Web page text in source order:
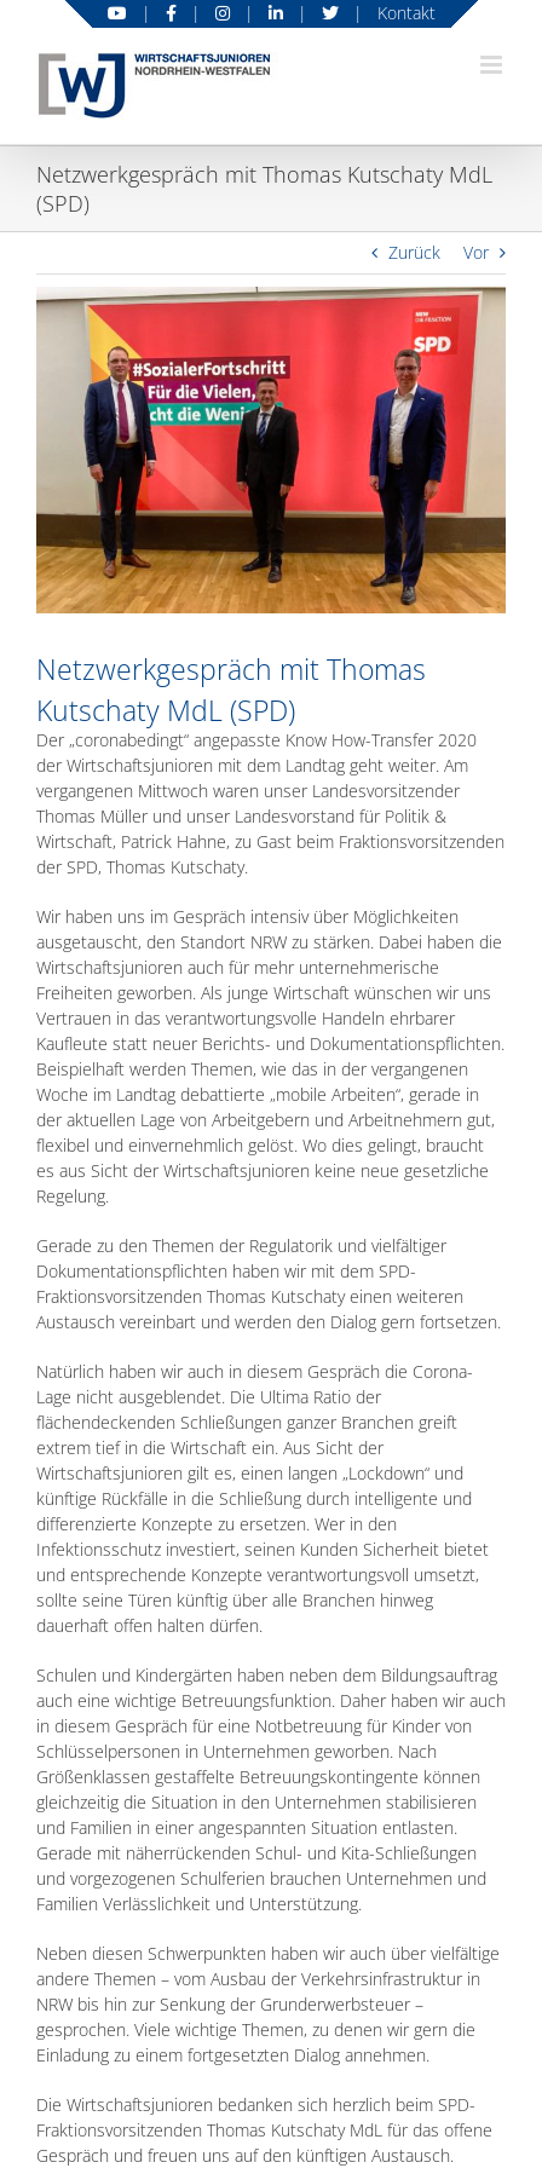
springen
| | | | | Kontakt
Netzwerkgespräch mit Thomas Kutschaty MdL
(SPD)
Zurück
Vor
Zeige
grösseres
Netzwerkgespräch mit Thomas
Kutschaty MdL (SPD)
Der „coronabedingt“ angepasste Know How-Transfer 2020
der Wirtschaftsjunioren mit dem Landtag geht weiter. Am
vergangenen Mittwoch waren unser Landesvorsitzender
Thomas Müller und unser Landesvorstand für Politik &
Wirtschaft, Patrick Hahne, zu Gast beim Fraktionsvorsitzenden
der SPD, Thomas Kutschaty.
Wir haben uns im Gespräch intensiv über Möglichkeiten
ausgetauscht, den Standort NRW zu stärken. Dabei haben die
Wirtschaftsjunioren auch für mehr unternehmerische
Freiheiten geworben. Als junge Wirtschaft wünschen wir uns
Vertrauen in das verantwortungsvolle Handeln ehrbarer
Kaufleute statt neuer Berichts- und Dokumentationspflichten.
Beispielhaft werden Themen, wie das in der vergangenen
Woche im Landtag debattierte „mobile Arbeiten“, gerade in
der aktuellen Lage von Arbeitgebern und Arbeitnehmern gut,
flexibel und einvernehmlich gelöst. Wo dies gelingt, braucht
es aus Sicht der Wirtschaftsjunioren keine neue gesetzliche
Regelung.
Gerade zu den Themen der Regulatorik und vielfältiger
Dokumentationspflichten haben wir mit dem SPD-
Fraktionsvorsitzenden Thomas Kutschaty einen weiteren
Austausch vereinbart und werden den Dialog gern fortsetzen.
Natürlich haben wir auch in diesem Gespräch die Corona-
Lage nicht ausgeblendet. Die Ultima Ratio der
flächendeckenden Schließungen ganzer Branchen greift
extrem tief in die Wirtschaft ein. Aus Sicht der
Wirtschaftsjunioren gilt es, einen langen „Lockdown“ und
künftige Rückfälle in die Schließung durch intelligente und
differenzierte Konzepte zu ersetzen. Wer in den
Infektionsschutz investiert, seinen Kunden Sicherheit bietet
und entsprechende Konzepte verantwortungsvoll umsetzt,
sollte seine Türen künftig über alle Branchen hinweg
dauerhaft offen halten dürfen.
Schulen und Kindergärten haben neben dem Bildungsauftrag
auch eine wichtige Betreuungsfunktion. Daher haben wir auch
in diesem Gespräch für eine Notbetreuung für Kinder von
Schlüsselpersonen in Unternehmen geworben. Nach
Größenklassen gestaffelte Betreuungskontingente können
gleichzeitig die Situation in den Unternehmen stabilisieren
und Familien in einer angespannten Situation entlasten.
Gerade mit näherrückenden Schul- und Kita-Schließungen
und vorgezogenen Schulferien brauchen Unternehmen und
Familien Verlässlichkeit und Unterstützung.
Neben diesen Schwerpunkten haben wir auch über vielfältige
andere Themen – vom Ausbau der Verkehrsinfrastruktur in
NRW bis hin zur Senkung der Grunderwerbsteuer –
gesprochen. Viele wichtige Themen, zu denen wir gern die
Einladung zu einem fortgesetzten Dialog annehmen.
Die Wirtschaftsjunioren bedanken sich herzlich beim SPD-
Fraktionsvorsitzenden Thomas Kutschaty MdL für das offene
Gespräch und freuen uns auf den künftigen Austausch.